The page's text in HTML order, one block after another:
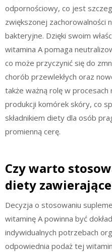
odpornościowy, co jest
zwiększonej zachorowalności
bakteryjne. Dzięki swoim
witamina A pomaga
co może przyczynić się do
chorób przewlekłych oraz
także ważną rolę w
produkcji komórek skóry, co
składnikiem diety dla osób
promienną cerę.
Czy warto
diety
Decyzja o stosowaniu
witaminę A powinna być
indywidualnych potrzebach
odpowiednia podaż tej